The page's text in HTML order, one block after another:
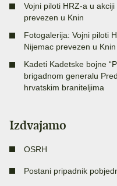
Vojni piloti HRZ-a u
prevezen u Knin
Fotogalerija: Vojni piloti
Nijemac prevezen u Knin
Kadeti Kadetske bojne
brigadnom generalu
hrvatskim braniteljima
Izdvajamo
OSRH
Postani pripadnik